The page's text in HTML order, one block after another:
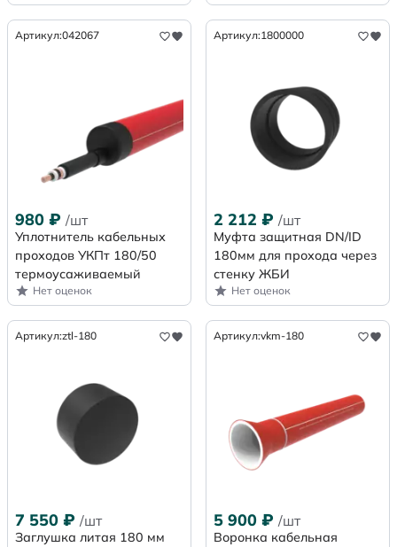
Артикул:042067
980 ₽ /шт
Уплотнитель кабельных
проходов УКПт 180/50
термоусаживаемый
Нет оценок
Артикул:1800000
2 212 ₽ /шт
Муфта защитная DN/ID
180мм для прохода через
стенку ЖБИ
Нет оценок
Артикул:ztl-180
7 550 ₽ /шт
Заглушка литая 180 мм
Артикул:vkm-180
5 900 ₽ /шт
Воронка кабельная